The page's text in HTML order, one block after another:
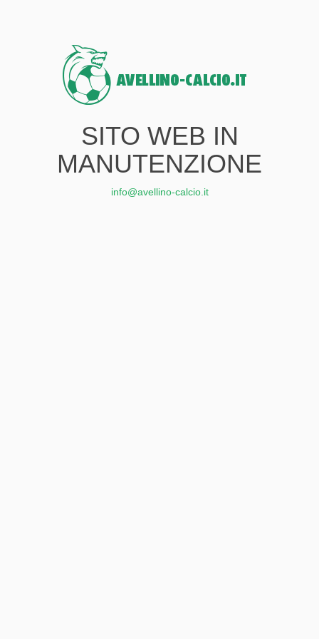
SITO WEB IN
MANUTENZIONE
info@avellino-calcio.it